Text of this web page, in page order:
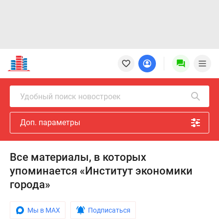
Новостройки
Квартиры
Ипотека
Новостройки
Москвы
Новостройки
Подмосковья
Новостройки
Москвы
Готовые
новостройки
Удобный поиск новостроек
Доп. параметры
Все материалы, в которых
упоминается «Институт экономики
города»
Мы в MAX Подписаться